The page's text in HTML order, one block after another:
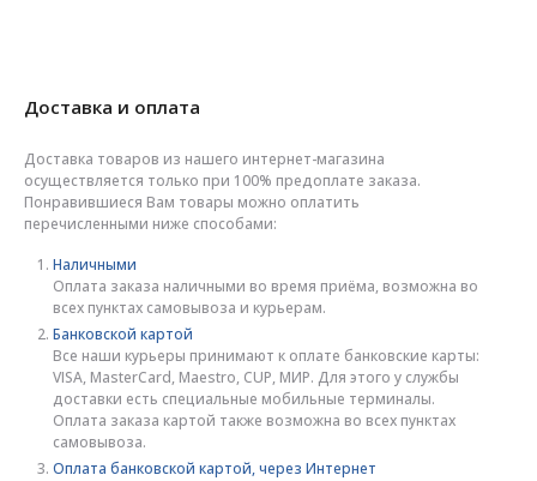
Доставка и оплата
Доставка товаров из нашего интернет-магазина
осуществляется только при 100% предоплате заказа.
Понравившиеся Вам товары можно оплатить
перечисленными ниже способами:
Наличными
Оплата заказа наличными во время приёма, возможна во
всех пунктах самовывоза и курьерам.
Банковской картой
Все наши курьеры принимают к оплате банковские карты:
VISA, MasterCard, Maestro, CUP, МИР. Для этого у службы
доставки есть специальные мобильные терминалы.
Оплата заказа картой также возможна во всех пунктах
самовывоза.
Оплата банковской картой, через Интернет